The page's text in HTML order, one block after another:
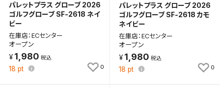
パレットプラス グローブ 2026
ゴルフグローブ SF-2618 ネイ
ビー
在庫店：ECセンター
オープン
1,980
18 pt 0
パレットプラス グローブ 2026
ゴルフグローブ SF-2618 カモ
ネイビー
在庫店：ECセンター
オープン
1,980
18 pt 0
条件を変更したい場合は、マイページの「保存検索条
件一覧」から画面を表示し、条件を変更の上、保存し直
保存する